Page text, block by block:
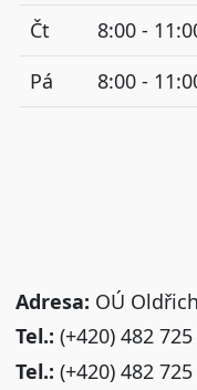
Čt
8:00 -
Pá
8:00 -
Adresa: OÚ
Tel.: (+420) 482
Tel.: (+420) 482